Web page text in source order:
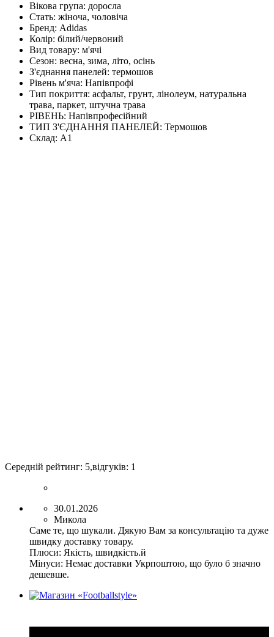
Вікова група: доросла
Стать: жіноча, чоловіча
Бренд: Adidas
Колір: білий/червоний
Вид товару: м'ячі
Сезон: весна, зима, літо, осінь
З'єднання панелей: термошов
Рівень м'яча: Напівпрофі
Тип покриття: асфальт, грунт, лінолеум, натуральна
трава, паркет, штучна трава
РІВЕНЬ: Напівпрофесійний
ТИП З'ЄДНАННЯ ПАНЕЛЕЙ: Термошов
Склад: А1
Середній рейтинг: 5,відгуків: 1
30.01.2026
Микола
Саме те, що шукали. Дякую Вам за консультацію та дуже
швидку доставку товару.
Плюси: Якість, швидкість.й
Мінуси: Немає доставки Укрпоштою, що було б значно
дешевше.